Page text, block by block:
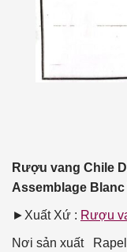
Rượu vang Chile
Assemblage Blanc
►Xuất Xứ : Rượu
Nơi sản xuất